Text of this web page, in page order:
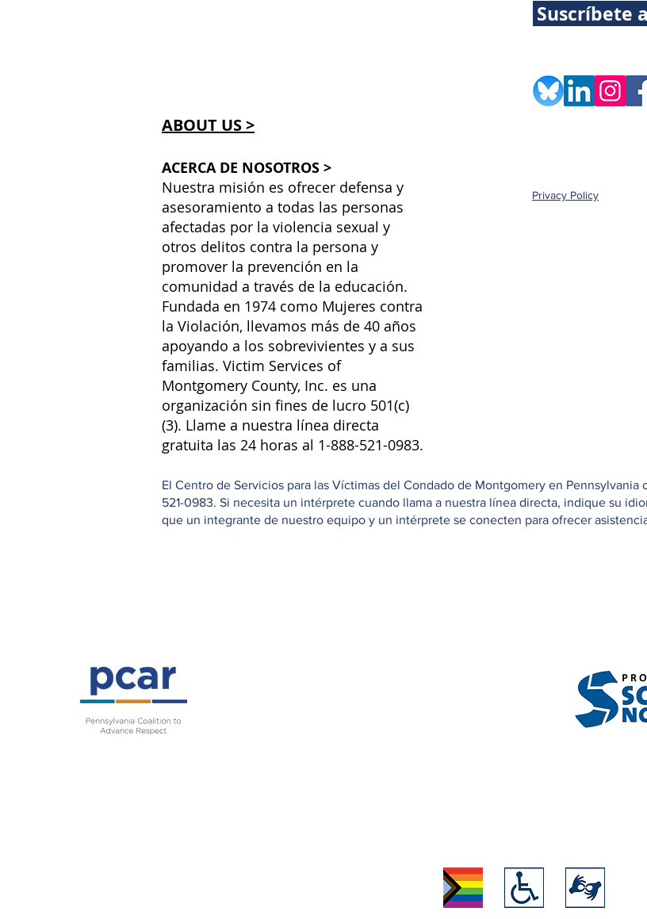
Suscríbete
ABOUT US >
ACERCA DE NOSOTROS >
Nuestra misión es ofrecer defensa y
asesoramiento a todas las personas
afectadas por la violencia sexual y
otros delitos contra la persona y
promover la prevención en la
comunidad a través de la educación.
Fundada en 1974 como Mujeres contra
la Violación, llevamos más de 40 años
apoyando a los sobrevivientes y a sus
familias. Victim Services of
Montgomery County, Inc. es una
organización sin fines de lucro 501(c)
(3). Llame a nuestra línea directa
gratuita las 24 horas al 1-888-521-0983.
Privacy Policy
El Centro de Servicios para las Víctimas del Condado de Montgomery en Pennsylvania
521-0983. Si necesita un intérprete cuando llama a nuestra línea directa, indique su
que un integrante de nuestro equipo y un intérprete se conecten para ofrecer